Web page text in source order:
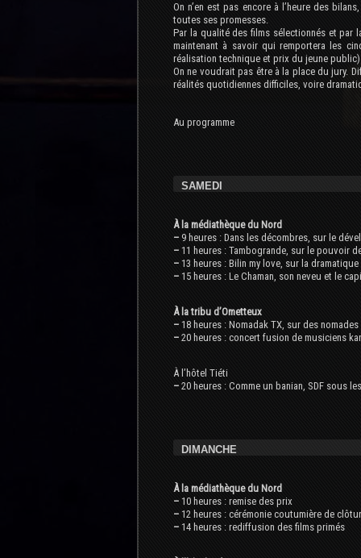
On n’en est pas encore à l’heure des
toutes ses promesses.
Par la qualité des films sélectionnés et par
maintenant à savoir qui remportera les
réalisation technique et prix du jeune
On ne voudrait pas être à la place du jury.
réalités quotidiennes difficiles, voire
Au programme
SAMEDI
À la médiathèque du Nord
– 9 heures : Dans les décombres, sur le
– 11 heures : Tambogrande, sur le pouvoir
– 13 heures : Bilin my love, sur la
– 15 heures : Le Chaman, son neveu et le
À la tribu d’Ometteux
– 18 heures : Nomadak TX, sur des
– 20 heures : concert fusion de musiciens
À l’hôtel Tiéti
– 20 heures : Comme un banian, SDF sous
DIMANCHE
À la médiathèque du Nord
– 10 heures : remise des prix
– 12 heures : cérémonie coutumière de
– 14 heures : rediffusion des films primés